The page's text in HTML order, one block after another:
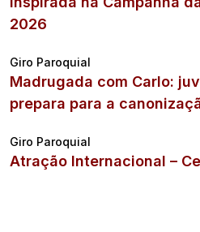
2026
Giro Paroquial
Madrugada com Carlo:
prepara para a
Giro Paroquial
Atração Internacional –